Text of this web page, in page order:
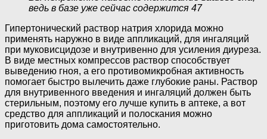
ведь в базе уже сейчас содержится 47
Гипертонический раствор натрия хлорида можно
применять наружно в виде аппликаций, для ингаляций
при муковисцидозе и внутривенно для усиления диуреза.
В виде местных компрессов раствор способствует
выведению гноя, а его противомикробная активность
помогает быстро вылечить даже глубокие раны. Раствор
для внутривенного введения и ингаляций должен быть
стерильным, поэтому его лучше купить в аптеке, а вот
средство для аппликаций и полоскания можно
приготовить дома самостоятельно.